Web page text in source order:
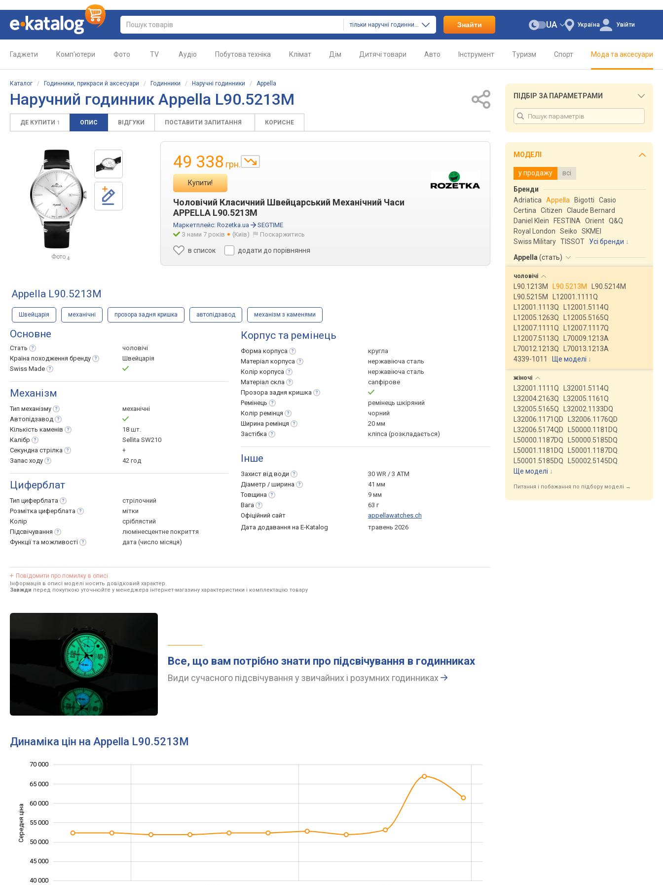
тільки наручні годинники Знайти Україна
UA Увійти
Гаджети Комп'ютери Фото TV Аудіо Побутова техніка Клімат Дім Дитячі товари Авто Інструмент Туризм Спорт Мода та аксесуари
Каталог / Годинники, прикраси й аксесуари / Годинники / Наручні годинники / Appella
Наручний годинник Appella L90.5213M
ДЕ КУПИТИ 1 ОПИС ВІДГУКИ ПОСТАВИТИ ЗАПИТАННЯ КОРИСНЕ
Фото 4
49 338 грн.
Купити!
Чоловічий Класичний Швейцарський Механічний Часи
APPELLA L90.5213M
Маркетплейс: Rozetka.ua
SEGTIME
З нами 7 років
(Київ) Поскаржитись
в список додати до порівняння
Appella L90.5213M
Швейцарія механічні прозора задня кришка автопідзавод механізм з каменями
Основне
Стать
чоловічі
Країна походження бренду
Швейцарія
Swiss Made
Механізм
Тип механізму
механічні
Автопідзавод
Кількість каменів
18 шт.
Калібр
Sellita SW210
Секундна стрілка
+
Запас ходу 42 год
Циферблат
Тип циферблата
стрілочний
Розмітка циферблата
мітки
Колір
сріблястий
Підсвічування
люмінесцентне покриття
Функції та можливості дата (число місяця)
Корпус та ремінець
Форма корпуса
кругла
Матеріал корпуса
нержавіюча сталь
Колір корпуса
нержавіюча сталь
Матеріал скла
сапфірове
Прозора задня кришка
Ремінець
ремінець шкіряний
Колір ремінця
чорний
Ширина ремінця
20 мм
Застібка
кліпса (розкладається)
Інше
Захист від води
30 WR / 3 ATM
Діаметр / ширина
41 мм
Товщина
9 мм
Вага
63 г
Офіційний сайт
appellawatches.ch
Дата додавання на E-Katalog
травень 2026
Повідомити про помилку в описі
Інформація в описі моделі носить довідковий характер.
Завжди перед покупкою уточнюйте у менеджера інтернет-магазину характеристики і комплектацію товару
Все, що вам потрібно знати про підсвічування в годинниках
Види сучасного підсвічування у звичайних і розумних годинниках
Динаміка цін на Appella L90.5213M
Середня ціна 40 000
40 000
45 000
50 000
55 000
60 000
65 000
70 000
ПІДБІР ЗА ПАРАМЕТРАМИ
МОДЕЛІ
у продажу всі
Бренди
Adriatica
Appella Bigotti
Casio
Certina
Citizen
Claude Bernard
Daniel Klein
FESTINA Orient Q&Q
Royal London
Seiko
SKMEI
Swiss Military TISSOT
Усі бренди
Appella (стать)
чоловічі
L90.1213M L90.5213M
L90.5214M
L90.5215M
L12001.1111Q
L12001.1113Q
L12001.5114Q
L12005.1263Q
L12005.5165Q
L12007.1111Q
L12007.1117Q
L12007.5113Q
L70009.1213A
L70012.1213Q
L70013.1213A
4339-1011
Ще моделі ↓
жіночі
L32001.1111Q
L32001.5114Q
L32004.2163Q
L32005.1161Q
L32005.5165Q
L32002.1133DQ
L32006.1171QD
L32006.1176QD
L32006.5174QD
L50000.1181DQ
L50000.1187DQ
L50000.5185DQ
L50001.1181DQ
L50001.1187DQ
L50001.5185DQ
L50002.5145DQ
Ще моделі ↓
Питання і побажання по підбору моделі →